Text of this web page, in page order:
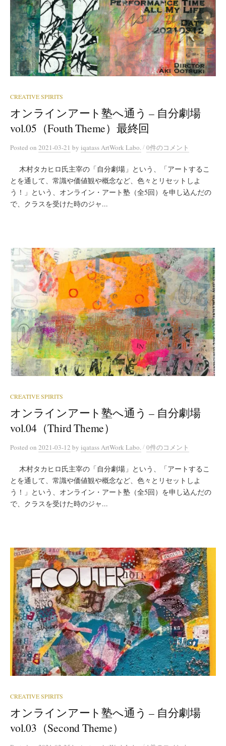
CREATIVE SPIRITS
オンラインアート塾へ通う – 自分劇場
vol.05（Fouth Theme）最終回
Posted on 2021-03-21 by iqatass ArtWork Labo. /0件のコメント
木村タカヒロ氏主宰の「自分劇場」という、「アートするこ
とを通して、常識や価値観や概念など、色々とリセットしよ
う！」という、オンライン・アート塾（全5回）を申し込んだの
で、クラスを受けた時のジャ...
CREATIVE SPIRITS
オンラインアート塾へ通う – 自分劇場
vol.04（Third Theme）
Posted on 2021-03-12 by iqatass ArtWork Labo. /0件のコメント
木村タカヒロ氏主宰の「自分劇場」という、「アートするこ
とを通して、常識や価値観や概念など、色々とリセットしよ
う！」という、オンライン・アート塾（全5回）を申し込んだの
で、クラスを受けた時のジャ...
CREATIVE SPIRITS
オンラインアート塾へ通う – 自分劇場
vol.03（Second Theme）